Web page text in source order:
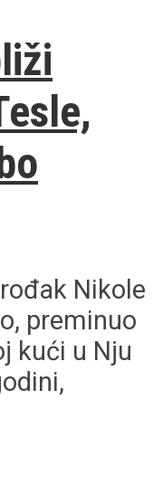
Nikole
preminuo
kući u Nju